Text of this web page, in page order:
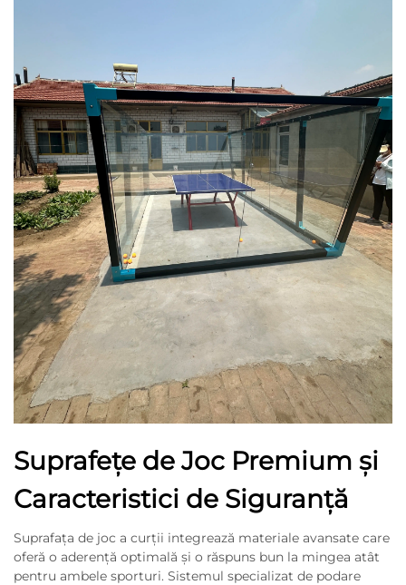
Suprafețe de Joc Premium și
Caracteristici de Siguranță
Suprafața de joc a curții integrează materiale avansate care
oferă o aderență optimală și o răspuns bun la mingea atât
pentru ambele sporturi. Sistemul specializat de podare